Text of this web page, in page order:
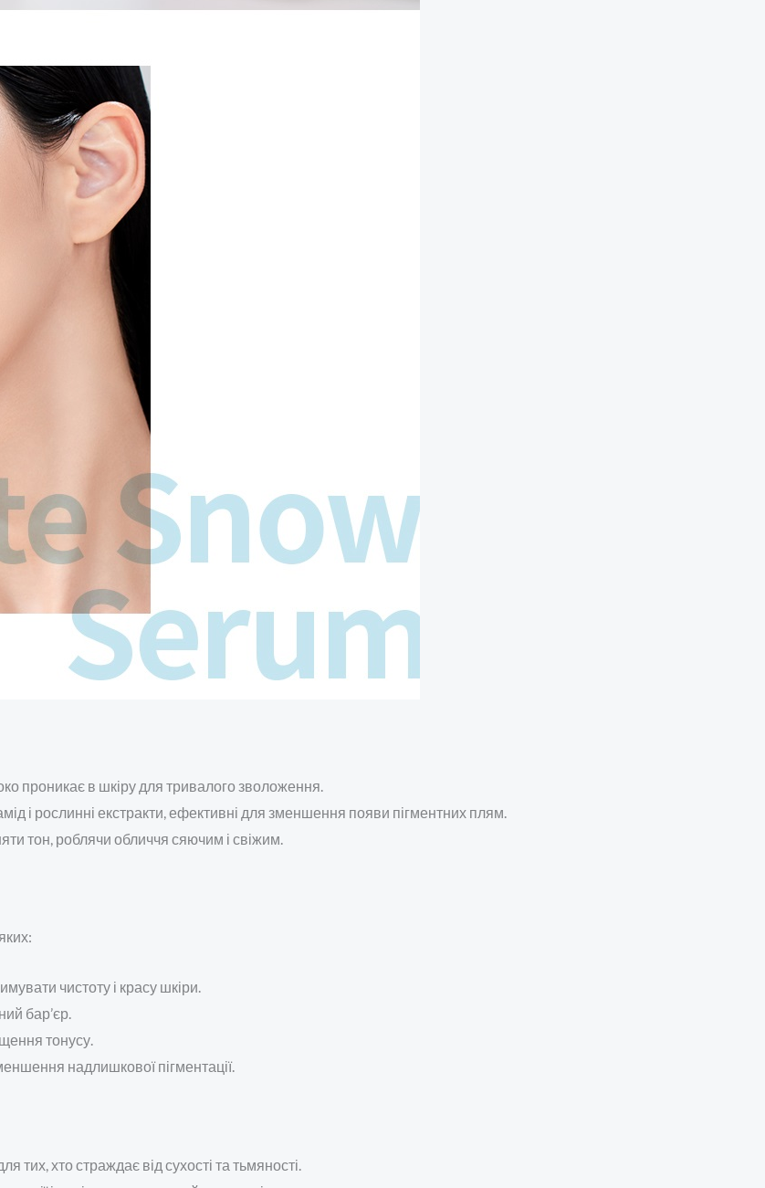
проникає в шкіру для тривалого зволоження.
і рослинні екстракти, ефективні для зменшення появи пігментних плям.
тон, роблячи обличчя сяючим і свіжим.
чистоту і красу шкіри.
бар’єр.
тонусу.
надлишкової пігментації.
тих, хто страждає від сухості та тьмяності.